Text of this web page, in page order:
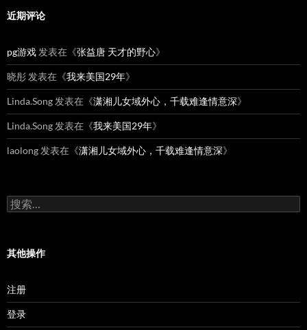
近期评论
pg游戏 发表在《张益唐 天才的野心》
晓彤 发表在《我来美国29年》
Linda.Song 发表在《潇湘儿女域外心，千载难逢情意深》
Linda.Song 发表在《我来美国29年》
laolong 发表在《潇湘儿女域外心，千载难逢情意深》
搜
索：
其他操作
注册
登录